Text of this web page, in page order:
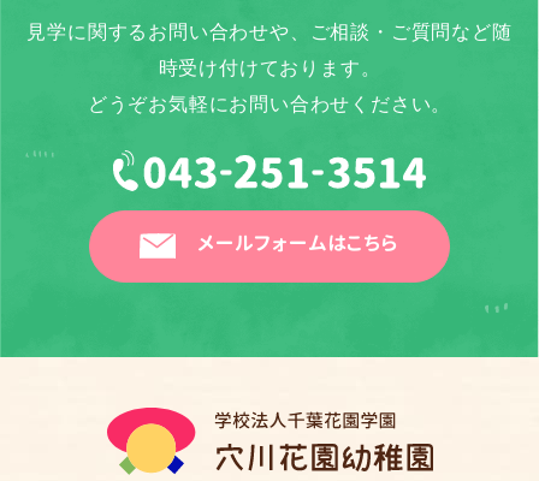
見学に関するお問い合わせや、ご相談・ご質問など随
時受け付けております。
どうぞお気軽にお問い合わせください。
メールフォームはこちら